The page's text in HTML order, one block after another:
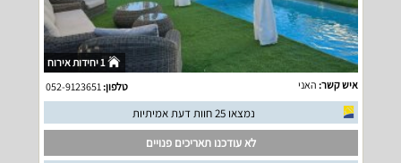
1 יחידות אירוח
איש קשר: האני טלפון:052-9123651
נמצאו 25 חוות דעת אמיתיות
לא עודכנו תאריכים פנויים